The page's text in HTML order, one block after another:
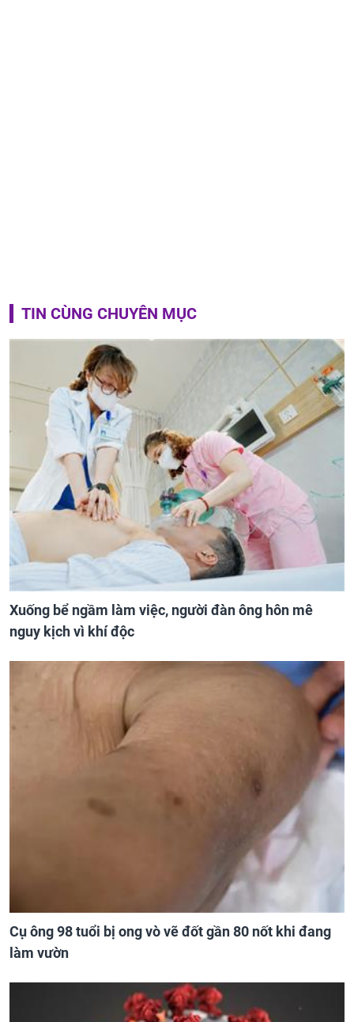
TIN CÙNG CHUYÊN MỤC
Xuống bể ngầm làm việc, người đàn ông hôn mê
nguy kịch vì khí độc
Cụ ông 98 tuổi bị ong vò vẽ đốt gần 80 nốt khi đang
làm vườn